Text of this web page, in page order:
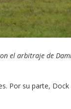
el arbitraje de
Por su parte, Dock